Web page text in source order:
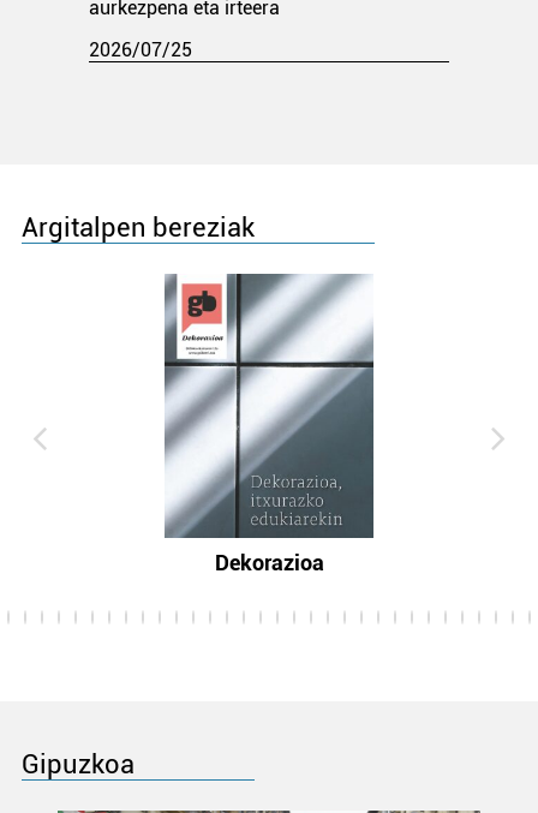
aurkezpena eta irteera
2026/07/25
Argitalpen bereziak
Dekorazioa
Gipuzkoa